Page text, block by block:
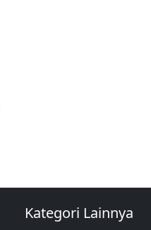
Kategori Lainnya